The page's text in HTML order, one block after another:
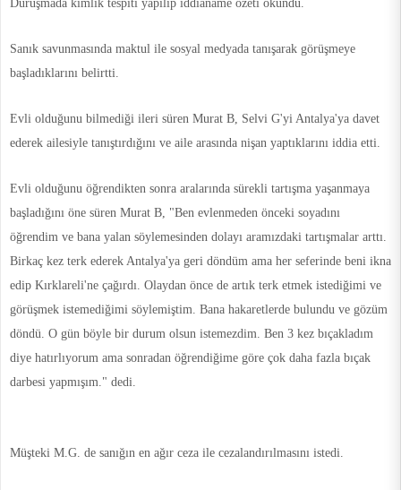
Duruşmada kimlik tespiti yapılıp iddianame özeti okundu.
Sanık savunmasında maktul ile sosyal medyada tanışarak görüşmeye
başladıklarını belirtti.
Evli olduğunu bilmediği ileri süren Murat B, Selvi G'yi Antalya'ya davet
ederek ailesiyle tanıştırdığını ve aile arasında nişan yaptıklarını iddia etti.
Evli olduğunu öğrendikten sonra aralarında sürekli tartışma yaşanmaya
başladığını öne süren Murat B, "Ben evlenmeden önceki soyadını
öğrendim ve bana yalan söylemesinden dolayı aramızdaki tartışmalar arttı.
Birkaç kez terk ederek Antalya'ya geri döndüm ama her seferinde beni ikna
edip Kırklareli'ne çağırdı. Olaydan önce de artık terk etmek istediğimi ve
görüşmek istemediğimi söylemiştim. Bana hakaretlerde bulundu ve gözüm
döndü. O gün böyle bir durum olsun istemezdim. Ben 3 kez bıçakladım
diye hatırlıyorum ama sonradan öğrendiğime göre çok daha fazla bıçak
darbesi yapmışım." dedi.
Müşteki M.G. de sanığın en ağır ceza ile cezalandırılmasını istedi.